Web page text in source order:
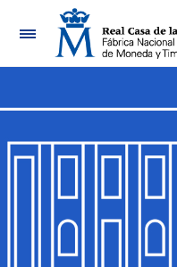
Navigation
Show/Hide
Show/Hide
Show/Hide